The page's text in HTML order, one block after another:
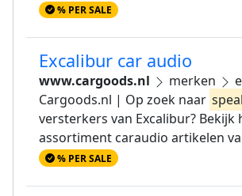
% PER SALE
Excalibur car audio
www.cargoods.nl merken
Cargoods.nl | Op zoek naar
versterkers van Excalibur? Bekijk
assortiment caraudio artikelen
% PER SALE